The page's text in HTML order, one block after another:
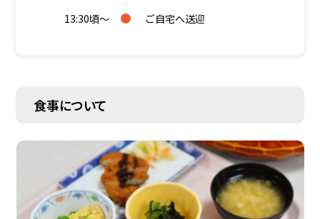
13:30頃～ ご自宅へ送迎
食事について